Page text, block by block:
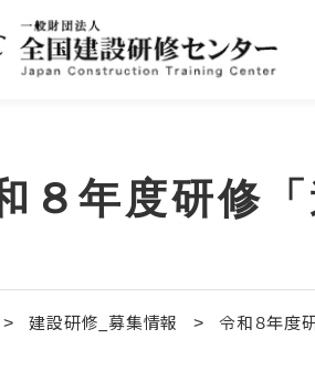
８年度研修
> 建設研修_募集情報 > 令和８年度